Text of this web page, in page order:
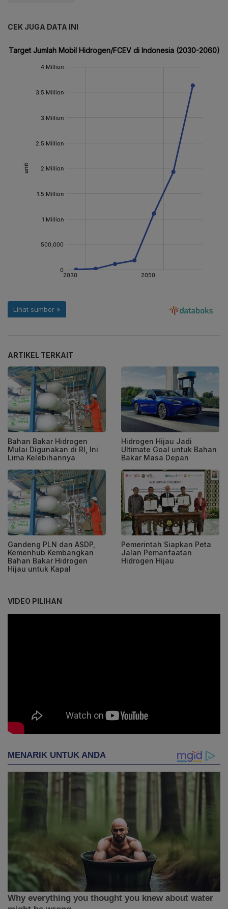
CEK JUGA DATA INI
ARTIKEL TERKAIT
Bahan Bakar Hidrogen
Mulai Digunakan di RI, Ini
Lima Kelebihannya
Hidrogen Hijau Jadi
Ultimate Goal untuk Bahan
Bakar Masa Depan
Gandeng PLN dan ASDP,
Kemenhub Kembangkan
Bahan Bakar Hidrogen
Hijau untuk Kapal
Pemerintah Siapkan Peta
Jalan Pemanfaatan
Hidrogen Hijau
VIDEO PILIHAN